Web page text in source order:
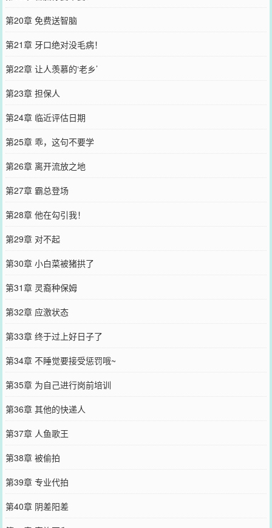
第20章 免费送智脑
第21章 牙口绝对没毛病！
第22章 让人羡慕的‘老乡’
第23章 担保人
第24章 临近评估日期
第25章 乖，这句不要学
第26章 离开流放之地
第27章 霸总登场
第28章 他在勾引我！
第29章 对不起
第30章 小白菜被猪拱了
第31章 灵裔种保姆
第32章 应激状态
第33章 终于过上好日子了
第34章 不睡觉要接受惩罚哦~
第35章 为自己进行岗前培训
第36章 其他的快递人
第37章 人鱼歌王
第38章 被偷拍
第39章 专业代拍
第40章 阴差阳差